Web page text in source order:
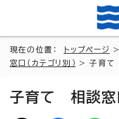
現在の位置： トップページ >
窓口（カテゴリ別）
> 子育て
子育て 相談窓